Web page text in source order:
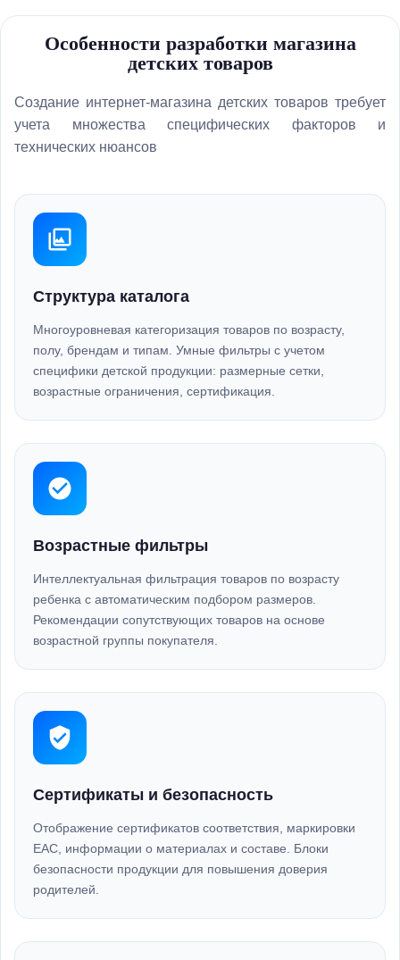
Особенности разработки магазина
детских товаров
Создание интернет-магазина детских товаров требует
учета множества специфических факторов и
технических нюансов
Структура каталога
Многоуровневая категоризация товаров по возрасту,
полу, брендам и типам. Умные фильтры с учетом
специфики детской продукции: размерные сетки,
возрастные ограничения, сертификация.
Возрастные фильтры
Интеллектуальная фильтрация товаров по возрасту
ребенка с автоматическим подбором размеров.
Рекомендации сопутствующих товаров на основе
возрастной группы покупателя.
Сертификаты и безопасность
Отображение сертификатов соответствия, маркировки
ЕАС, информации о материалах и составе. Блоки
безопасности продукции для повышения доверия
родителей.